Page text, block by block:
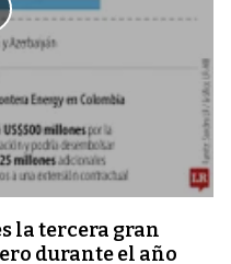
la tercera gran
durante el año